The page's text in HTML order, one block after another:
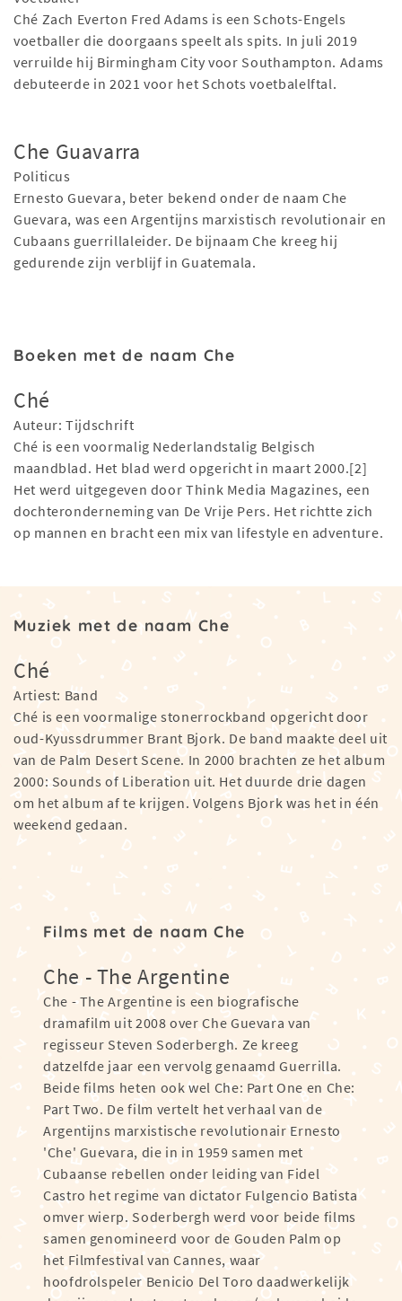
Ché Zach Everton Fred Adams is een Schots-Engels
voetballer die doorgaans speelt als spits. In juli 2019
verruilde hij Birmingham City voor Southampton. Adams
debuteerde in 2021 voor het Schots voetbalelftal.
Che Guavarra
Politicus
Ernesto Guevara, beter bekend onder de naam Che
Guevara, was een Argentijns marxistisch revolutionair en
Cubaans guerrillaleider. De bijnaam Che kreeg hij
gedurende zijn verblijf in Guatemala.
Boeken met de naam Che
Ché
Auteur: Tijdschrift
Ché is een voormalig Nederlandstalig Belgisch
maandblad. Het blad werd opgericht in maart 2000.[2]
Het werd uitgegeven door Think Media Magazines, een
dochteronderneming van De Vrije Pers. Het richtte zich
op mannen en bracht een mix van lifestyle en adventure.
Muziek met de naam Che
Ché
Artiest: Band
Ché is een voormalige stonerrockband opgericht door
oud-Kyussdrummer Brant Bjork. De band maakte deel uit
van de Palm Desert Scene. In 2000 brachten ze het album
2000: Sounds of Liberation uit. Het duurde drie dagen
om het album af te krijgen. Volgens Bjork was het in één
weekend gedaan.
Films met de naam Che
Che - The Argentine
Che - The Argentine is een biografische
dramafilm uit 2008 over Che Guevara van
regisseur Steven Soderbergh. Ze kreeg
datzelfde jaar een vervolg genaamd Guerrilla.
Beide films heten ook wel Che: Part One en Che:
Part Two. De film vertelt het verhaal van de
Argentijns marxistische revolutionair Ernesto
'Che' Guevara, die in in 1959 samen met
Cubaanse rebellen onder leiding van Fidel
Castro het regime van dictator Fulgencio Batista
omver wierp. Soderbergh werd voor beide films
samen genomineerd voor de Gouden Palm op
het Filmfestival van Cannes, waar
hoofdrolspeler Benicio Del Toro daadwerkelijk